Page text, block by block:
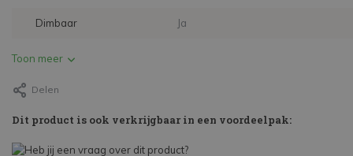
Dimbaar Ja
Toon meer
Delen
Dit product is ook verkrijgbaar in een voordeelpak: